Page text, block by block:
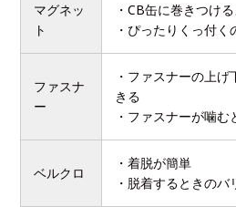
マグネッ
ト
・CB缶に巻きつけ
・ぴったりくっ付
ファスナ
ー
・ファスナーの上
きる
・ファスナーが噛
ベルクロ
・着脱が簡単
・脱着するときの